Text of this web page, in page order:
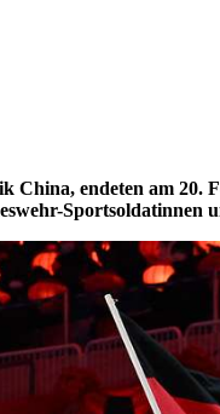
endeten am
Sportsoldatinnen